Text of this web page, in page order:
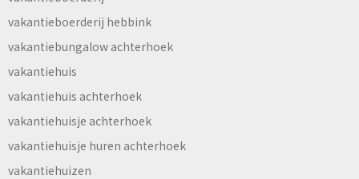
vakantieboerderij hebbink
vakantiebungalow achterhoek
vakantiehuis
vakantiehuis achterhoek
vakantiehuisje achterhoek
vakantiehuisje huren achterhoek
vakantiehuizen